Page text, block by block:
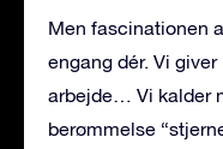
Men fascinationen
engang dér. Vi
arbejde… Vi kalder
berømmelse